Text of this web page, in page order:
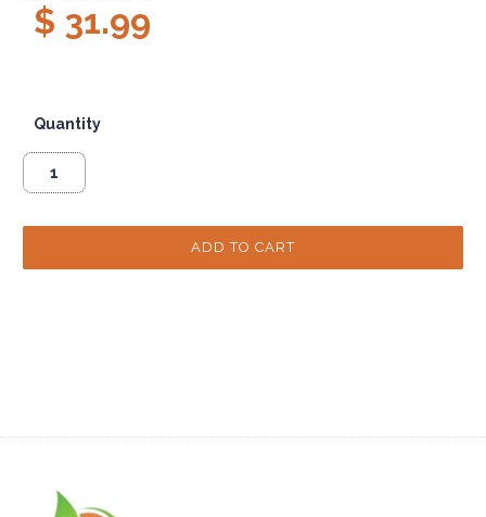
$ 31.99
Quantity